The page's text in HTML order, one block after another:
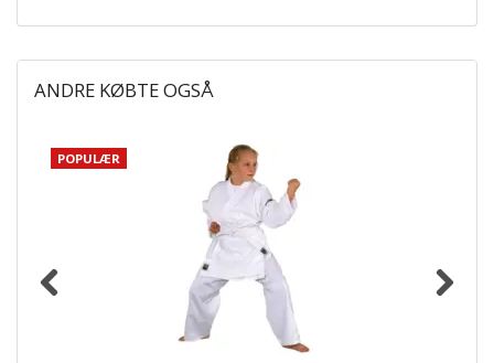
ANDRE KØBTE OGSÅ
POPULÆR